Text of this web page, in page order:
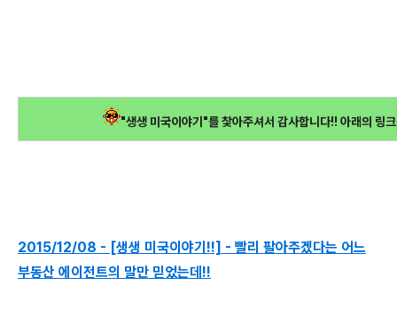
"생생 미국이야기"를 찿아주셔서 감사합니다!! 아래의 링
2015/12/08 - [생생 미국이야기!!] - 빨리 팔아주겠다는 어느
부동산 에이전트의 말만 믿었는데!!